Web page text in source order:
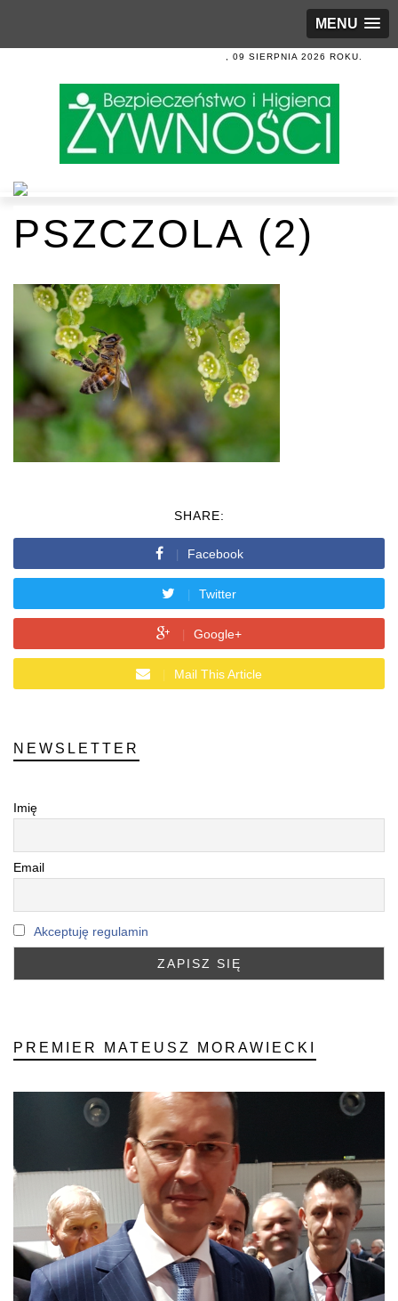
MENU
, 09 SIERPNIA 2026 ROKU.
PSZCZOLA (2)
SHARE:
Facebook
Twitter
Google+
Mail This Article
NEWSLETTER
Imię
Email
Akceptuję regulamin
PREMIER MATEUSZ MORAWIECKI